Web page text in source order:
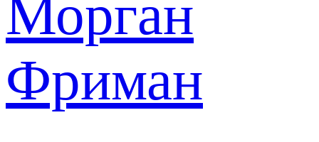
Морган
Фриман